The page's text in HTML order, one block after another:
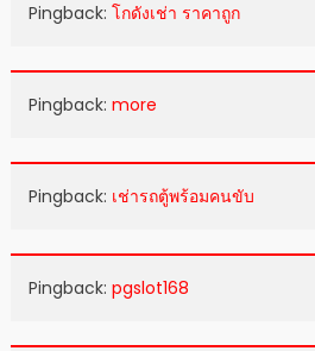
Pingback: โกดังเช่า ราคาถูก
Pingback: more
Pingback: เช่ารถตู้พร้อมคนขับ
Pingback: pgslot168